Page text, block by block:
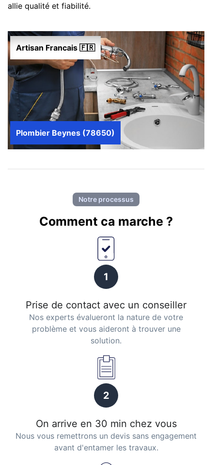
allie qualité et fiabilité.
Artisan Francais 🇫🇷
Plombier Beynes (78650)
Notre processus
Comment ca marche ?
1
Prise de contact avec un conseiller
Nos experts évalueront la nature de votre
problème et vous aideront à trouver une
solution.
2
On arrive en 30 min chez vous
Nous vous remettrons un devis sans engagement
avant d'entamer les travaux.